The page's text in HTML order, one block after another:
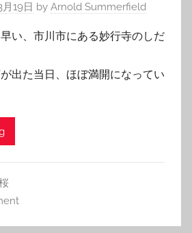
19日 by Arnold Summerfield
い、市川市にある妙行寺のしだ
出た当日、ほぼ満開になってい